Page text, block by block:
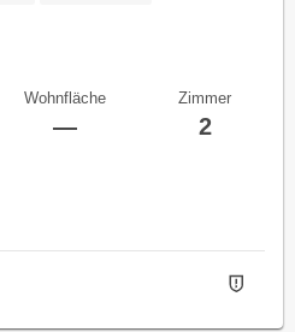
Wohnfläche
—
Zimmer
2